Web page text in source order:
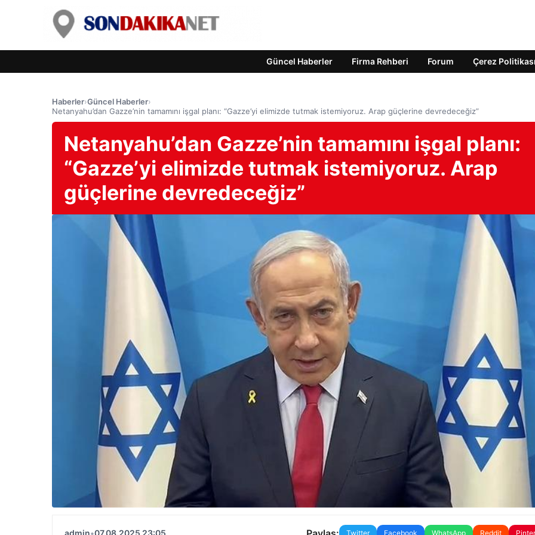
Güncel Haberler Firma Rehberi Forum Çerez Politikası
Haberler›Güncel Haberler›
Netanyahu’dan Gazze’nin tamamını işgal planı: “Gazze’yi elimizde tutmak istemiyoruz. Arap güçlerine devredeceğiz”
Netanyahu’dan Gazze’nin tamamını işgal planı:
“Gazze’yi elimizde tutmak istemiyoruz. Arap
güçlerine devredeceğiz”
Twitter Facebook WhatsApp Reddit